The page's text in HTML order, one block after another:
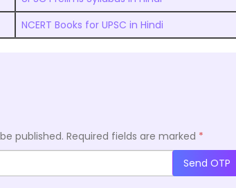
NCERT Books for UPSC in Hindi
published. Required fields are marked *
Send OTP